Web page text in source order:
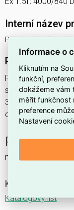
Interní název
PERUN SLIM Ex
Podrobný
PERUN SLIM Ex
svítidlo průmyslové
3GD, 1x4000lm,
ovládané DALI
PERUN
nouzové a orientační
Ke stažení
Katalogový list
Informace o
Kliknutím na
funkční,
dokážeme vám
měřit funkčnost
preference
Nastavení